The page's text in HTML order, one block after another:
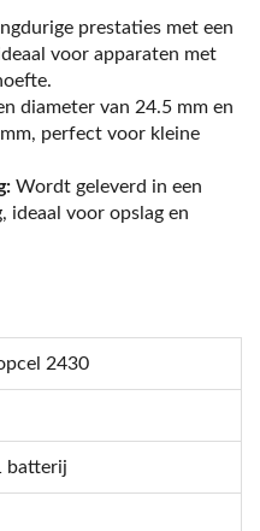
prestaties met een
voor apparaten met
diameter van 24.5 mm en
perfect voor kleine
Wordt geleverd in een
ideaal voor opslag en
2430
batterij